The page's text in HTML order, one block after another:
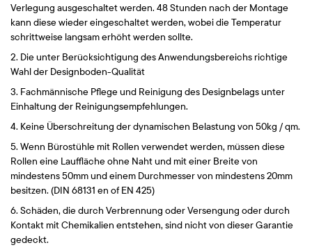
Verlegung ausgeschaltet werden. 48 Stunden nach der Montage
kann diese wieder eingeschaltet werden, wobei die Temperatur
schrittweise langsam erhöht werden sollte.
Die unter Berücksichtigung des Anwendungsbereichs richtige
Wahl der Designboden-Qualität
Fachmännische Pflege und Reinigung des Designbelags unter
Einhaltung der Reinigungsempfehlungen.
Keine Überschreitung der dynamischen Belastung von 50kg / qm.
Wenn Bürostühle mit Rollen verwendet werden, müssen diese
Rollen eine Lauffläche ohne Naht und mit einer Breite von
mindestens 50mm und einem Durchmesser von mindestens 20mm
besitzen. (DIN 68131 en of EN 425)
Schäden, die durch Verbrennung oder Versengung oder durch
Kontakt mit Chemikalien entstehen, sind nicht von dieser Garantie
gedeckt.